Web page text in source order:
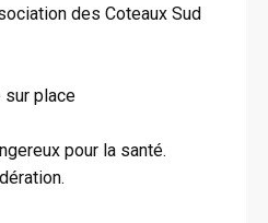
des Coteaux Sud
sur place
pour la santé.